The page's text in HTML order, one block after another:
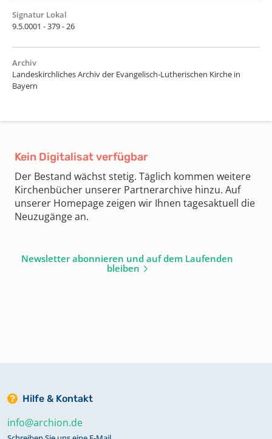
Signatur Lokal
9.5.0001 - 379 - 26
Archiv
Landeskirchliches Archiv der Evangelisch-Lutherischen Kirche in
Bayern
Kein Digitalisat verfügbar
Der Bestand wächst stetig. Täglich kommen weitere
Kirchenbücher unserer Partnerarchive hinzu. Auf
unserer Homepage zeigen wir Ihnen tagesaktuell die
Neuzugänge an.
Newsletter abonnieren und auf dem Laufenden
bleiben
Hilfe & Kontakt
info@archion.de